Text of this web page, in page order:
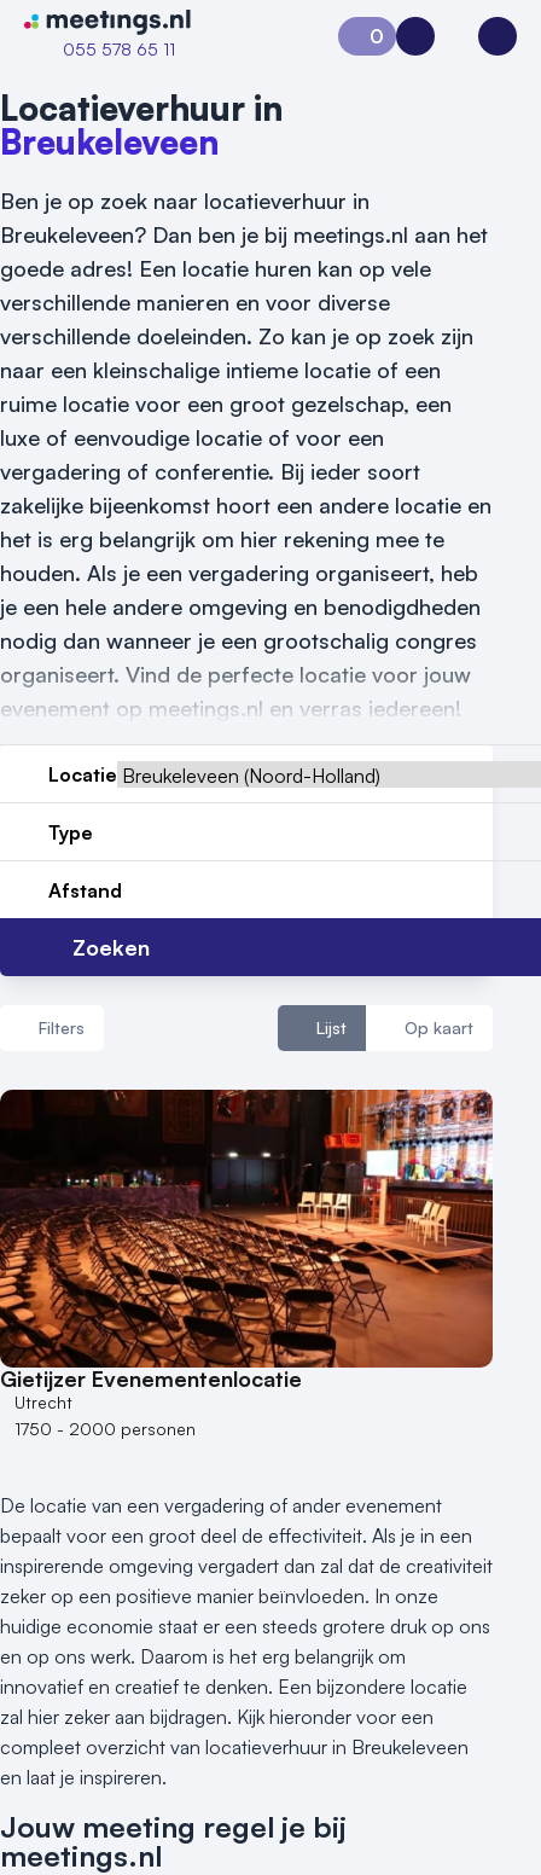
Naar home van Meetings
055 578 65 11
Vraag locatie aan
Locatiegids
Meld locatie aan
Nieuws
Reviews (5⭐️)
Contact
0
Aanvraag 0Inloggen
Locatieverhuur in
Breukeleveen
Ben je op zoek naar locatieverhuur in
Breukeleveen? Dan ben je bij meetings.nl aan het
goede adres! Een locatie huren kan op vele
verschillende manieren en voor diverse
verschillende doeleinden. Zo kan je op zoek zijn
naar een kleinschalige intieme locatie of een
ruime locatie voor een groot gezelschap, een
luxe of eenvoudige locatie of voor een
vergadering of conferentie. Bij ieder soort
zakelijke bijeenkomst hoort een andere locatie en
het is erg belangrijk om hier rekening mee te
houden. Als je een vergadering organiseert, heb
je een hele andere omgeving en benodigdheden
nodig dan wanneer je een grootschalig congres
organiseert. Vind de perfecte locatie voor jouw
evenement op meetings.nl en verras iedereen!
Locatie
Type
Afstand
Zoeken
Filters Lijst Op kaart
Aantal zalen
1 - 5 zalen
6 - 10 zalen
10 of meer zalen
Aantal personen
1 - 50 personen
50 - 100 personen
100 - 250 personen
250 - 500 personen
Buitenlocatie
Duurzame locatie
Groene locatie
Heisessie
Hotel
Hybride events
Industriële locatie
Kasteel en landgoed
Kleine / intieme locatie
Locaties aan zee
Museum
Gietijzer Evenementenlocatie
Utrecht
1750 - 2000 personen
De locatie van een vergadering of ander evenement
bepaalt voor een groot deel de effectiviteit. Als je in een
inspirerende omgeving vergadert dan zal dat de creativiteit
zeker op een positieve manier beïnvloeden. In onze
huidige economie staat er een steeds grotere druk op ons
en op ons werk. Daarom is het erg belangrijk om
innovatief en creatief te denken. Een bijzondere locatie
zal hier zeker aan bijdragen. Kijk hieronder voor een
compleet overzicht van locatieverhuur in Breukeleveen
en laat je inspireren.
Jouw meeting regel je bij
meetings.nl